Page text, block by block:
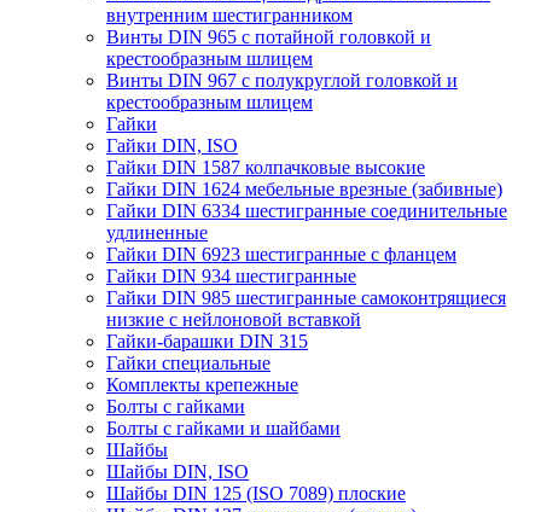
внутренним шестигранником
Винты DIN 965 с потайной головкой и
крестообразным шлицем
Винты DIN 967 с полукруглой головкой и
крестообразным шлицем
Гайки
Гайки DIN, ISO
Гайки DIN 1587 колпачковые высокие
Гайки DIN 1624 мебельные врезные (забивные)
Гайки DIN 6334 шестигранные соединительные
удлиненные
Гайки DIN 6923 шестигранные с фланцем
Гайки DIN 934 шестигранные
Гайки DIN 985 шестигранные самоконтрящиеся
низкие с нейлоновой вставкой
Гайки-барашки DIN 315
Гайки специальные
Комплекты крепежные
Болты с гайками
Болты с гайками и шайбами
Шайбы
Шайбы DIN, ISO
Шайбы DIN 125 (ISO 7089) плоские